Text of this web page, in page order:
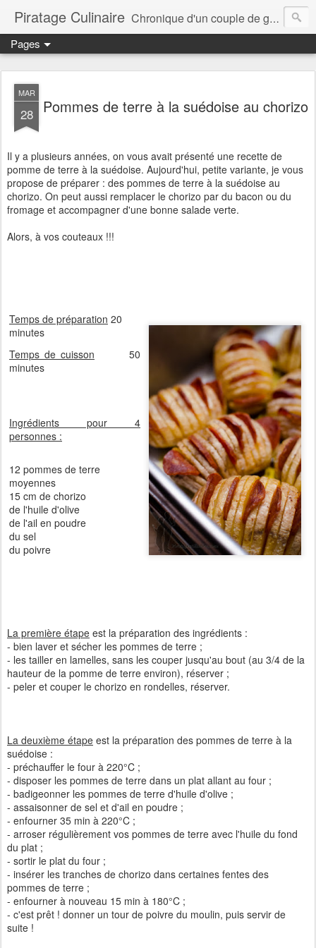
Piratage Culinaire Chronique d'un couple de gourmands
Pages
MAR
28 Pommes de terre à la suédoise au chorizo
Il y a plusieurs années, on vous avait présenté une recette de
pomme de terre à la suédoise. Aujourd'hui, petite variante, je vous
propose de préparer : des pommes de terre à la suédoise au
chorizo. On peut aussi remplacer le chorizo par du bacon ou du
fromage et accompagner d'une bonne salade verte.
Alors, à vos couteaux !!!
Temps de préparation 20
minutes
Temps de cuisson 50
minutes
Ingrédients pour 4
personnes :
12 pommes de terre
moyennes
15 cm de chorizo
de l'huile d'olive
de l'ail en poudre
du sel
du poivre
La première étape est la préparation des ingrédients :
- bien laver et sécher les pommes de terre ;
- les tailler en lamelles, sans les couper jusqu'au bout (au 3/4 de la
hauteur de la pomme de terre environ), réserver ;
- peler et couper le chorizo en rondelles, réserver.
La deuxième étape est la préparation des pommes de terre à la
suédoise :
- préchauffer le four à 220°C ;
- disposer les pommes de terre dans un plat allant au four ;
- badigeonner les pommes de terre d'huile d'olive ;
- assaisonner de sel et d'ail en poudre ;
- enfourner 35 min à 220°C ;
- arroser régulièrement vos pommes de terre avec l'huile du fond
du plat ;
- sortir le plat du four ;
- insérer les tranches de chorizo dans certaines fentes des
pommes de terre ;
- enfourner à nouveau 15 min à 180°C ;
- c'est prêt ! donner un tour de poivre du moulin, puis servir de
suite !